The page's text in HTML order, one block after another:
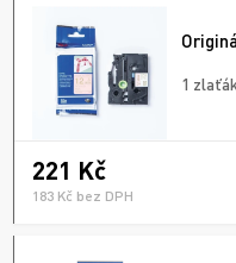
1
221 Kč
183 Kč bez DPH